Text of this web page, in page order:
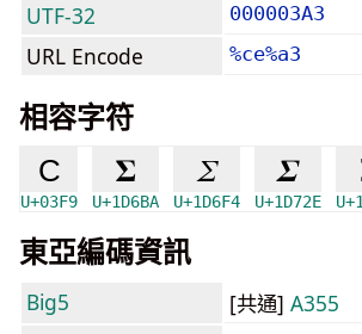
UTF-32 000003A3
URL Encode %ce%a3
相容字符
Ϲ
U+03F9
𝚺
U+1D6BA
𝛴
U+1D6F4
𝜮
U+1D72E
東亞編碼資訊
Big5 [共通] A355